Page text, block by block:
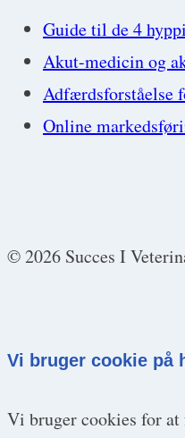
Guide til de 4
Akut-medicin og
Adfærdsforståelse
Online
© 2026 Succes I
Vi bruger cookie på
Vi bruger cookies for at